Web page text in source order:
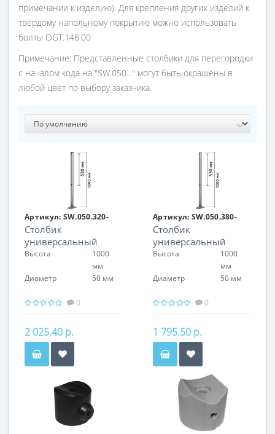
примечании к изделию). Для крепления других изделий к
твердому напольному покрытию можно использовать
болты OGT.148.00
Примечание: Представленные столбики для перегородки
с началом кода на "SW.050..." могут быть окрашены в
любой цвет по выбору заказчика.
Артикул: SW.050.320-
P.UN
Столбик
универсальный
50/32 (для крепления
муфт с 3-х сторон)
Высота
1000
мм
Диаметр
50 мм
0
2 025.40 р.
Артикул: SW.050.380-
P.UN
Столбик
универсальный
50/38 (для крепления
муфт с 3-х сторон)
Высота
1000
мм
Диаметр
50 мм
0
1 795.50 р.